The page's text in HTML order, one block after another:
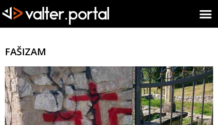
FAŠIZAM